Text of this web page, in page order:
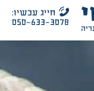
חייג עכשיו:
050-633-3078